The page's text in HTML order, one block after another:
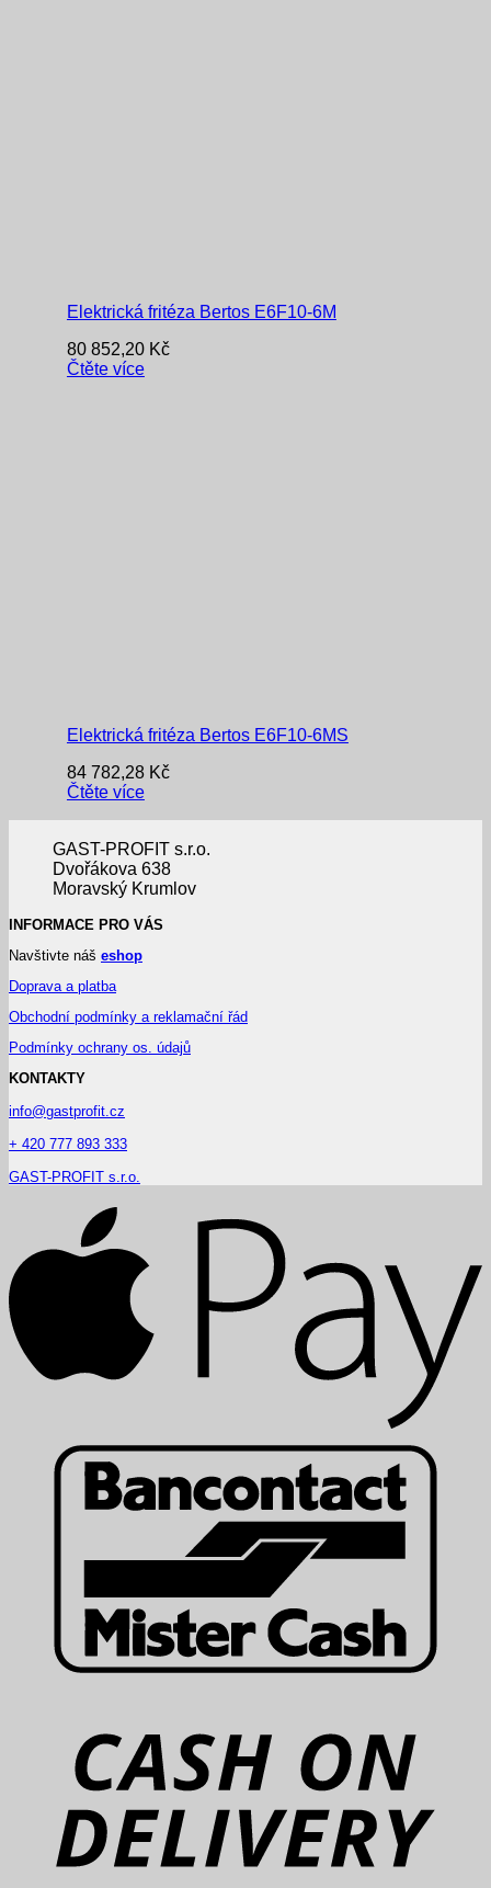
Elektrická fritéza Bertos E6F10-6M
80 852,20 Kč
Čtěte více
Elektrická fritéza Bertos E6F10-6MS
84 782,28 Kč
Čtěte více
GAST-PROFIT s.r.o.
Dvořákova 638
Moravský Krumlov
INFORMACE PRO VÁS
Navštivte náš eshop
Doprava a platba
Obchodní podmínky a reklamační řád
Podmínky ochrany os. údajů
KONTAKTY
info@gastprofit.cz
+ 420 777 893 333
GAST-PROFIT s.r.o.